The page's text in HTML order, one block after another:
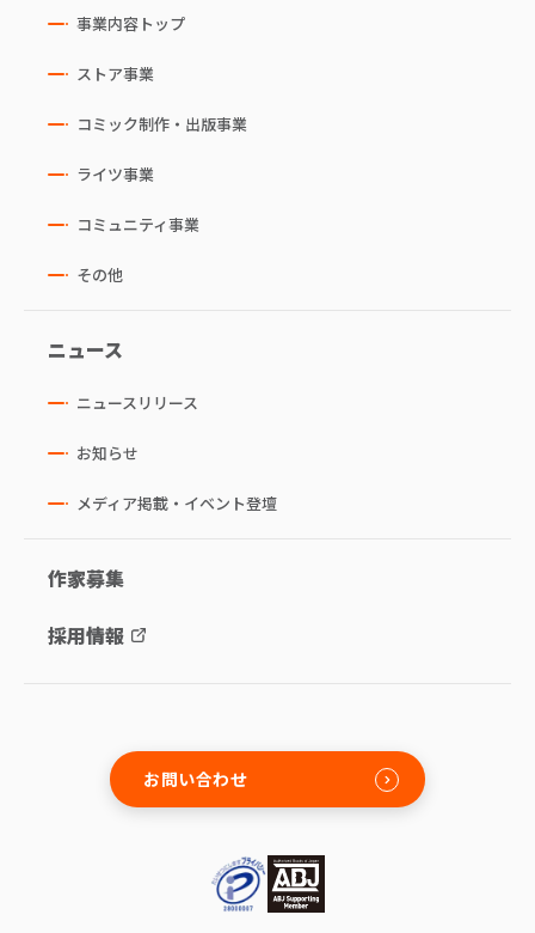
事業内容トップ
ストア事業
コミック制作・出版事業
ライツ事業
コミュニティ事業
その他
ニュース
ニュースリリース
お知らせ
メディア掲載・イベント登壇
作家募集
採用情報
お問い合わせ